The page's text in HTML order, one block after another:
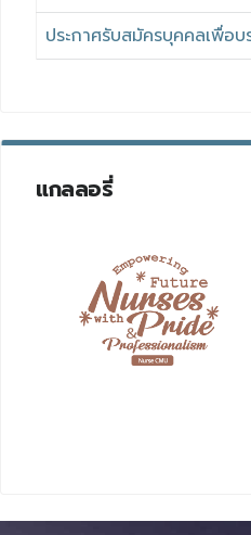
ประกาศรับสมัครบุคคลเพื่อ
แกลลอรี่